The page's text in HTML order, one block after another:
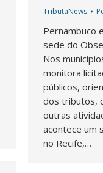
TributaNews
Pernambuco
sede do
Nos
monitora
públicos,
dos tributos,
outras
acontece um
no Recife,…